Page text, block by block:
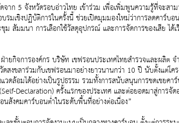
าก 5 จังหวัดรอบอ่าวไทย เข้าร่วม เพื่อเพิ่มพูนความรู้ที่จะส
มเชิงปฏิบัติการในครั้งนี้ ช่วยเปิดมุมมองใหม่ว่าการลดคาร์บ
สัมมนา การเลือกใช้วัสดุอุปกรณ์ และการจัดการของเสีย ไ
ยกิจการองค์กร บริษัท เชฟรอนประเทศไทยสำรวจและผลิ
ดสงขลาร่วมกับเชฟรอนมาอย่างยาวนานกว่า 10 ปี นับตั้งแต่
ดล้อมได้อย่างเป็นรูปธรรม รวมทั้งการสนับสนุนการชดเช
Declaration) ครั้งแรกของประเทศ และต่อยอดมาสู่การจั
สังคมคาร์บอนต่ำในระดับพื้นที่อย่างต่อเนื่อง”